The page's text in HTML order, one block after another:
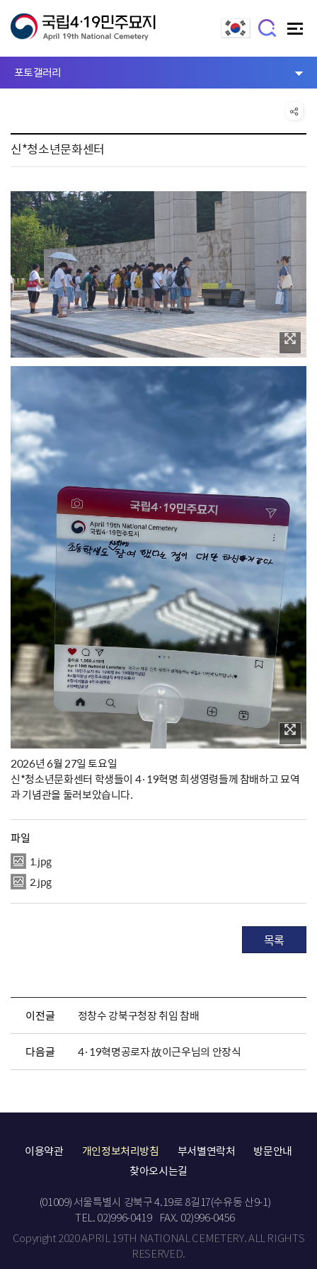
포토갤러리
신*청소년문화센터
2026년 6월 27일 토요일
신*청소년문화센터 학생들이 4·19혁명 희생영령들께 참배하고 묘역
과 기념관을 둘러보았습니다.
파일
1.jpg
2.jpg
목록
이전글 정창수 강북구청장 취임 참배
다음글 4·19혁명공로자 故이근우님의 안장식
이용약관 개인정보처리방침 부서별연락처
방문안내
찾아오시는길
(01009) 서울특별시 강북구 4.19로 8길17(수유동 산9-1)
TEL. 02)996-0419
FAX. 02)996-0456
Copyright 2020 APRIL 19TH NATIONAL CEMETERY. ALL RIGHTS
RESERVED.